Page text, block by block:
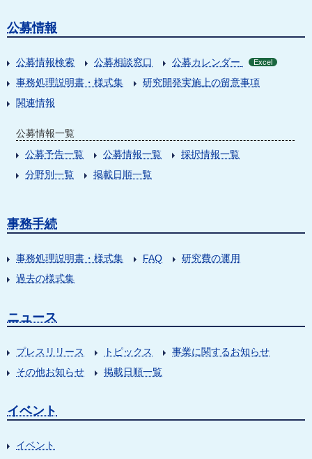
公募情報
公募情報検索 公募相談窓口 公募カレンダー Excel
事務処理説明書・様式集
研究開発実施上の留意事項
関連情報
公募情報一覧
公募予告一覧
公募情報一覧
採択情報一覧
分野別一覧
掲載日順一覧
事務手続
事務処理説明書・様式集 FAQ
研究費の運用
過去の様式集
ニュース
プレスリリース トピックス
事業に関するお知らせ
その他お知らせ
掲載日順一覧
イベント
イベント